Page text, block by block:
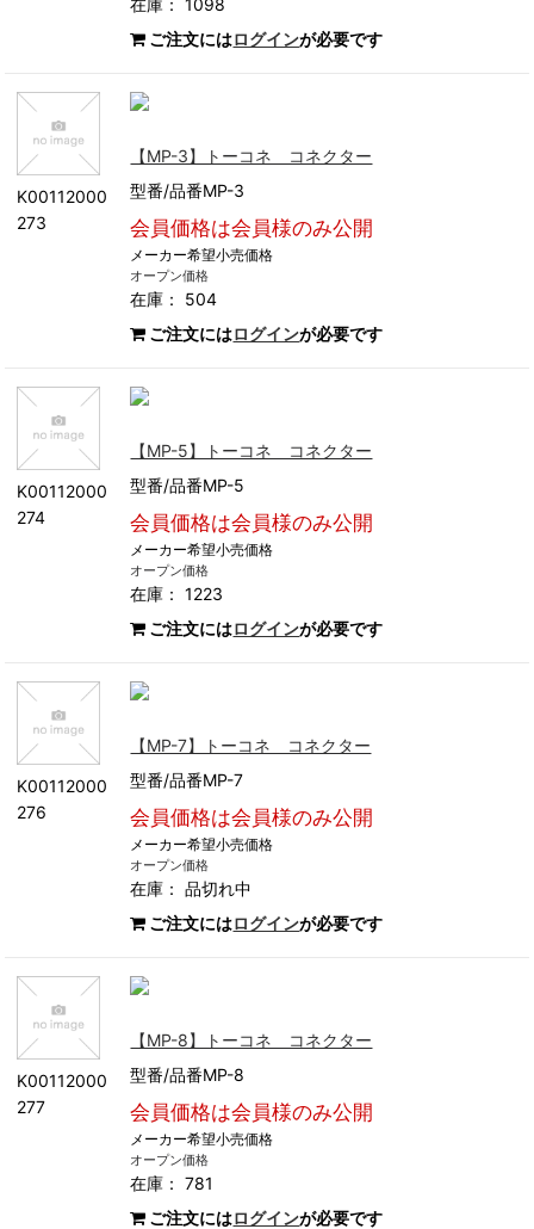
ご注文にはログインが必要です
K00112000
273
【MP-3】トーコネ コネクター
型番/品番MP-3
会員価格は会員様のみ公開
メーカー希望小売価格
オープン価格
在庫： 504
ご注文にはログインが必要です
K00112000
274
【MP-5】トーコネ コネクター
型番/品番MP-5
会員価格は会員様のみ公開
メーカー希望小売価格
オープン価格
在庫： 1223
ご注文にはログインが必要です
K00112000
276
【MP-7】トーコネ コネクター
型番/品番MP-7
会員価格は会員様のみ公開
メーカー希望小売価格
オープン価格
在庫：品切れ中
ご注文にはログインが必要です
K00112000
277
【MP-8】トーコネ コネクター
型番/品番MP-8
会員価格は会員様のみ公開
メーカー希望小売価格
オープン価格
在庫： 781
ご注文にはログインが必要です